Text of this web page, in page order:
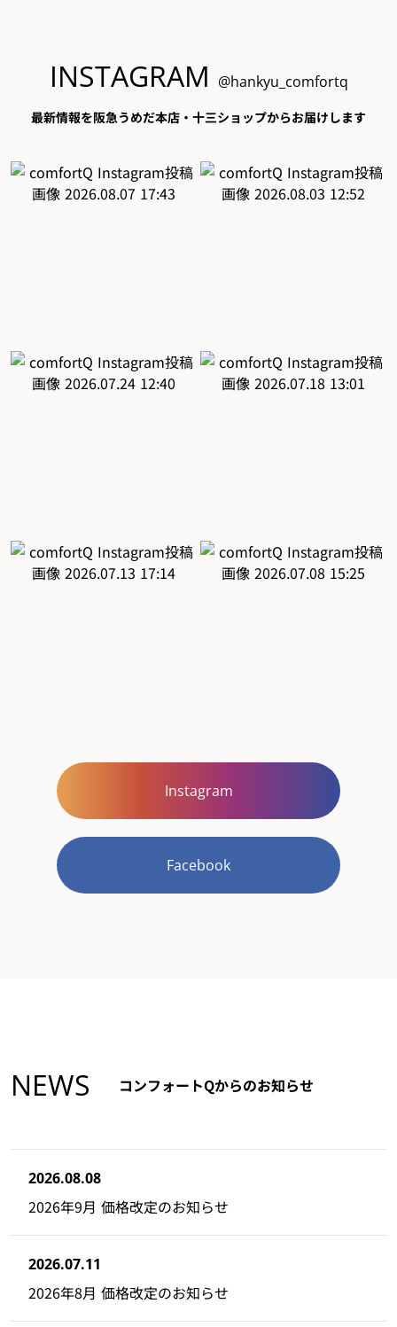
INSTAGRAM @hankyu_comfortq
最新情報を阪急うめだ本店・十三ショップからお届けします
Instagram
Facebook
NEWS コンフォートQからのお知らせ
2026.08.08
2026年9月 価格改定のお知らせ
2026.07.11
2026年8月 価格改定のお知らせ